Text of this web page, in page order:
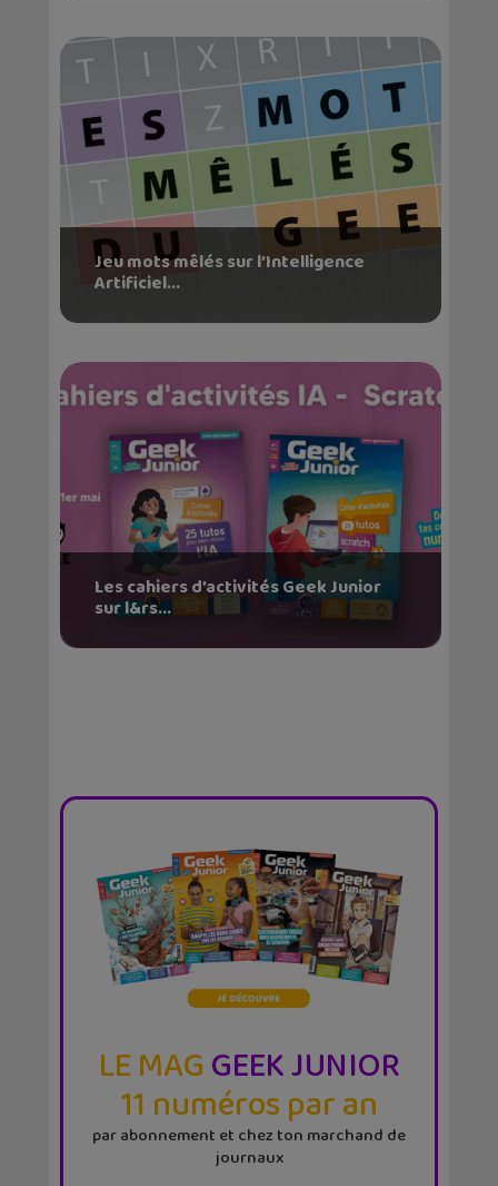
Jeu mots mêlés sur l’Intelligence
Artificiel...
Les cahiers d’activités Geek Junior
sur l&rs...
LE MAGGEEK JUNIOR
11 numéros par an
par abonnement et chez ton marchand de
journaux